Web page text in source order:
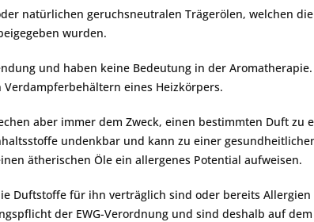
natürlichen geruchsneutralen Trägerölen, welchen
wurden.
und haben keine Bedeutung in der
eines Heizkörpers.
aber immer dem Zweck, einen bestimmten Duft zu
undenkbar und kann zu einer
ätherischen Öle ein allergenes Potential aufweisen.
Duftstoffe für ihn verträglich sind oder bereits
der EWG-Verordnung und sind deshalb auf